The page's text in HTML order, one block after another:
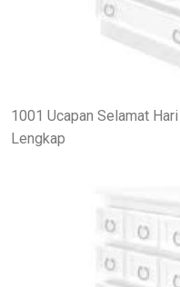
1001 Ucapan Selamat
Lengkap